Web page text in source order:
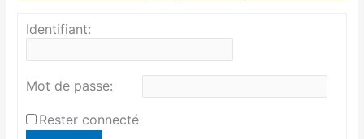
Identifiant:
Mot de passe:
Rester connecté